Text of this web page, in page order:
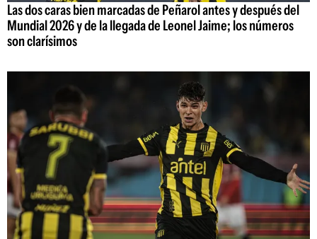
Las dos caras bien marcadas de Peñarol antes y después del
Mundial 2026 y de la llegada de Leonel Jaime; los números
son clarísimos